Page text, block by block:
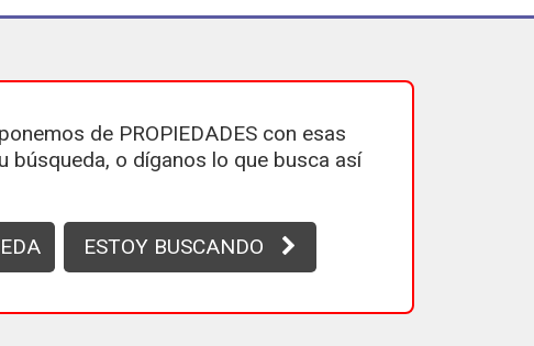
de PROPIEDADES con esas
búsqueda, o díganos lo que busca así
ESTOY BUSCANDO